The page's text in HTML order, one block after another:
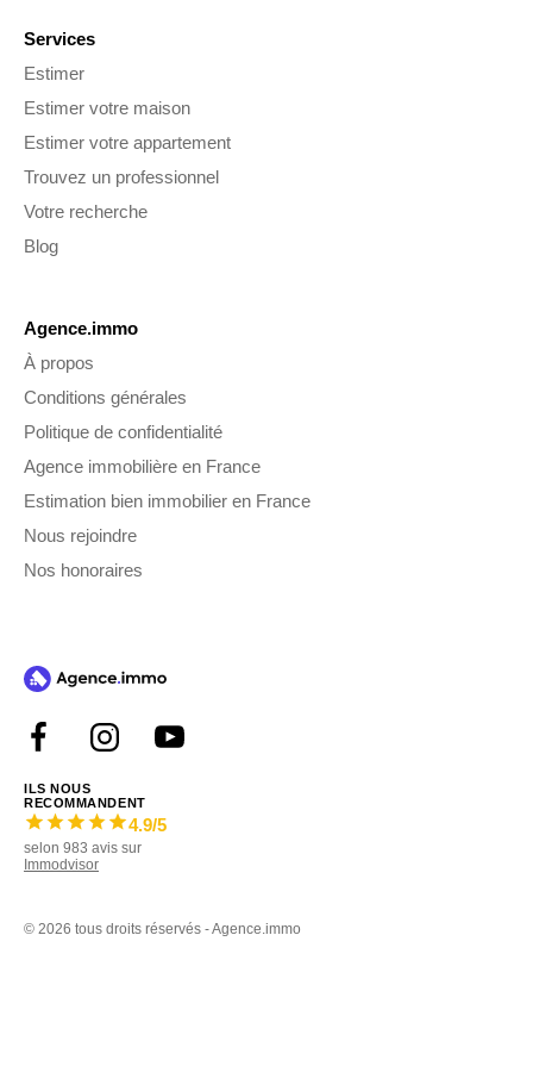
Services
Estimer
Estimer votre maison
Estimer votre appartement
Trouvez un professionnel
Votre recherche
Blog
Agence.immo
À propos
Conditions générales
Politique de confidentialité
Agence immobilière en France
Estimation bien immobilier en France
Nous rejoindre
Nos honoraires
ILS NOUS
RECOMMANDENT
4.9/5
selon 983 avis sur
Immodvisor
© 2026 tous droits réservés - Agence.immo